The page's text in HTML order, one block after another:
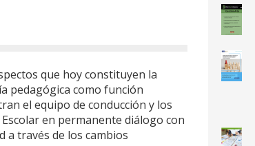
que hoy constituyen la
pedagógica como función
el equipo de conducción y los
en permanente diálogo con
a través de los cambios